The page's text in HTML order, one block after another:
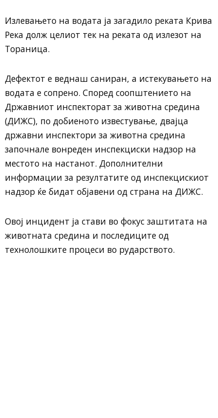
Излевањето на водата ја загадило реката Крива
Река долж целиот тек на реката од излезот на
Тораница.
Дефектот е веднаш саниран, а истекувањето на
водата е сопрено. Според соопштението на
Државниот инспекторат за животна средина
(ДИЖС), по добиеното известување, двајца
државни инспектори за животна средина
започнале вонреден инспекциски надзор на
местото на настанот. Дополнителни
информации за резултатите од инспекцискиот
надзор ќе бидат објавени од страна на ДИЖС.
Овој инцидент ја стави во фокус заштитата на
животната средина и последиците од
технолошките процеси во рударството.